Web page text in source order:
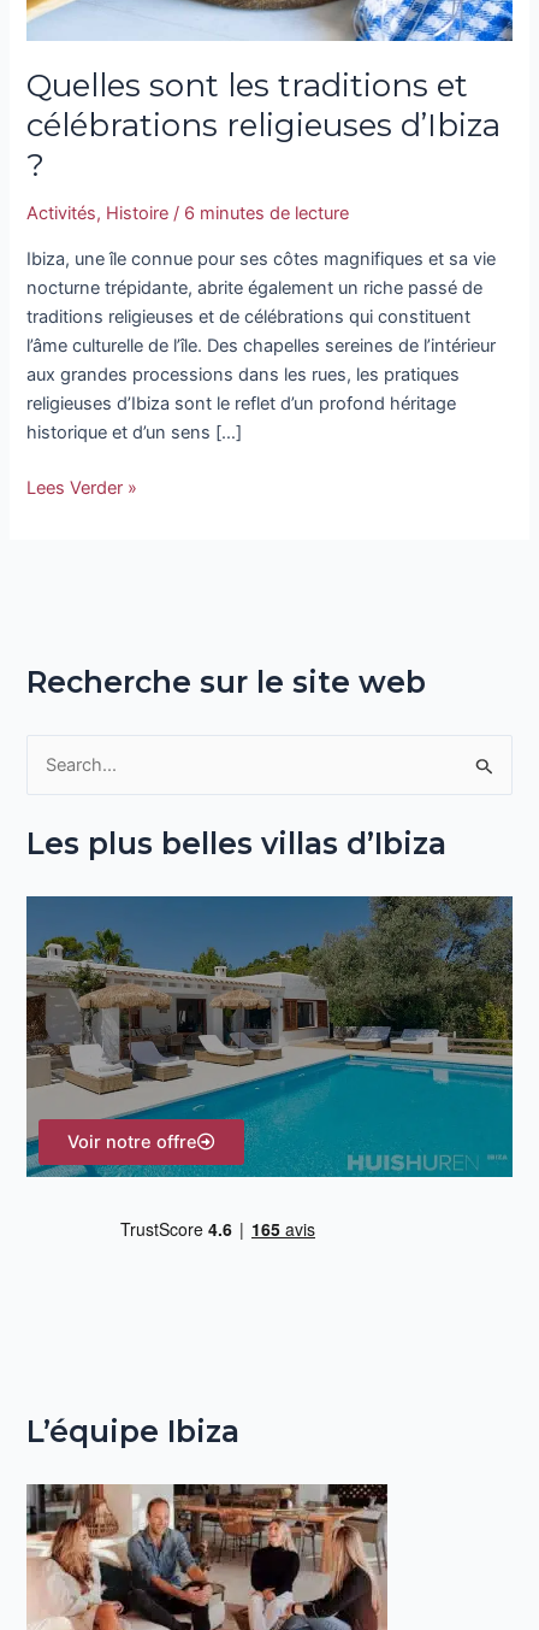
Quelles sont les traditions et
célébrations religieuses d’Ibiza
?
Activités, Histoire / 6 minutes de lecture
Ibiza, une île connue pour ses côtes magnifiques et sa vie
nocturne trépidante, abrite également un riche passé de
traditions religieuses et de célébrations qui constituent
l’âme culturelle de l’île. Des chapelles sereines de l’intérieur
aux grandes processions dans les rues, les pratiques
religieuses d’Ibiza sont le reflet d’un profond héritage
historique et d’un sens […]
Lees Verder »
Recherche sur le site web
c
c
h
e
r
:
Les plus belles villas d’Ibiza
Voir notre offre
L’équipe Ibiza